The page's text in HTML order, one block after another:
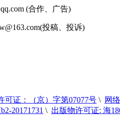
(合作、广告)
(投稿、投诉)
可证：（京）字第07077号 \ 网
20171731 \ 出版物许可证: 海